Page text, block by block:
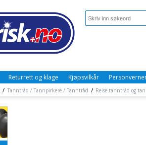
Returrett og klage Kjøpsvilkår
/ Tanntråd / Tannpirkere / Tanntråd / Reise tanntråd og